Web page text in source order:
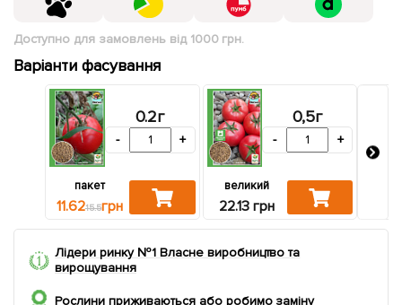
Доступно для замовлень від 1000 грн.
Варіанти фасування
0.2г
- +
пакет
11.6215.5грн
0,5г
- +
великий
22.13 грн
Лідери ринку №1 Власне виробництво та
вирощування
Рослини приживаються або робимо заміну